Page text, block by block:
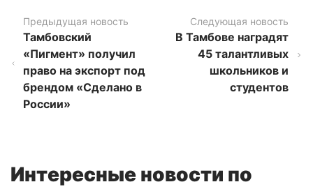
Предыдущая новость
Тамбовский
«Пигмент» получил
право на экспорт под
брендом «Сделано в
России»
Следующая новость
В Тамбове наградят
45 талантливых
школьников и
студентов
Интересные новости по